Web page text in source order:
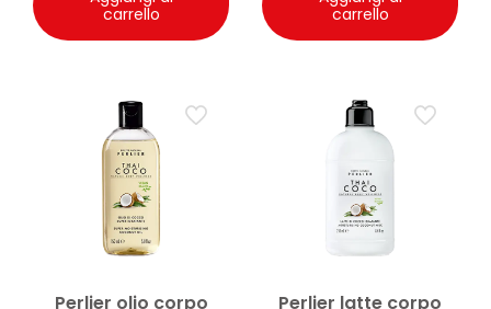
carrello
carrello
Perlier olio corpo Perlier latte corpo